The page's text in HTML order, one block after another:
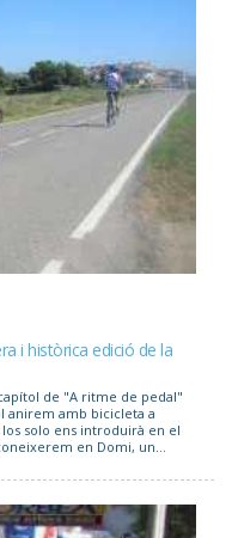
i històrica edició de la
de "A ritme de pedal"
anirem amb bicicleta a
solo ens introduirà en el
en Domi, un...